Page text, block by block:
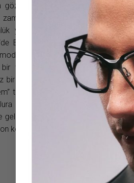
gözlük kavramını yeniden
güçlü bir stil ifadesi
yaşamdan özel anlara kadar
Efor Optik tarafından sunulan
ve teknoloji meraklılarının
vizyon ortaya koyan marka,
bir alternatif sağlıyor., 2002 yılında
teknolojisiyle klasik kulp
Dağları çevresindeki atölyelerde
zanaatkarlığın ruhunu
koleksiyonlarını sunarak deneysel